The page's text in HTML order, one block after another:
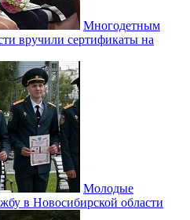
Многодетным
вручили сертификаты на
Молодые
в Новосибирской области